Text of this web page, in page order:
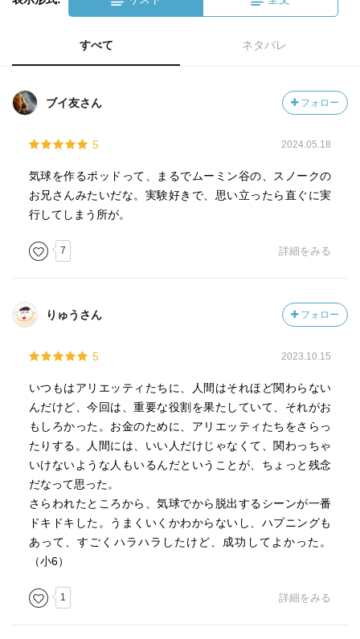
すべて ネタバレ
ブイ友さん フォロー
5 2024.05.18
気球を作るポッドって、まるでムーミン谷の、スノークの
お兄さんみたいだな。実験好きで、思い立ったら直ぐに実
行してしまう所が。
7 詳細をみる
りゅうさん フォロー
5 2023.10.15
いつもはアリエッティたちに、人間はそれほど関わらない
んだけど、今回は、重要な役割を果たしていて、それがお
もしろかった。お金のために、アリエッティたちをさらっ
たりする。人間には、いい人だけじゃなくて、関わっちゃ
いけないような人もいるんだということが、ちょっと残念
だなって思った。
さらわれたところから、気球でから脱出するシーンが一番
ドキドキした。うまくいくかわからないし、ハプニングも
あって、すごくハラハラしたけど、成功してよかった。
（小6）
1 詳細をみる